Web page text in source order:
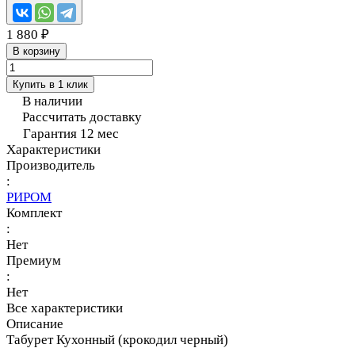
1 880 ₽
В корзину
Купить в 1 клик
В наличии
Рассчитать доставку
Гарантия 12 мес
Характеристики
Производитель
:
РИРОМ
Комплект
:
Нет
Премиум
:
Нет
Все характеристики
Описание
Табурет Кухонный (крокодил черный)